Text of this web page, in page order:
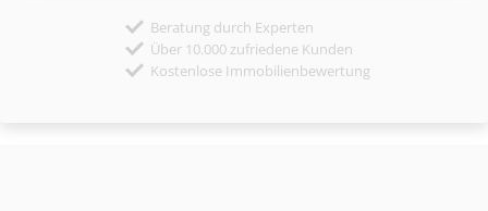
Beratung durch Experten
Über 10.000 zufriedene Kunden
Kostenlose Immobilienbewertung